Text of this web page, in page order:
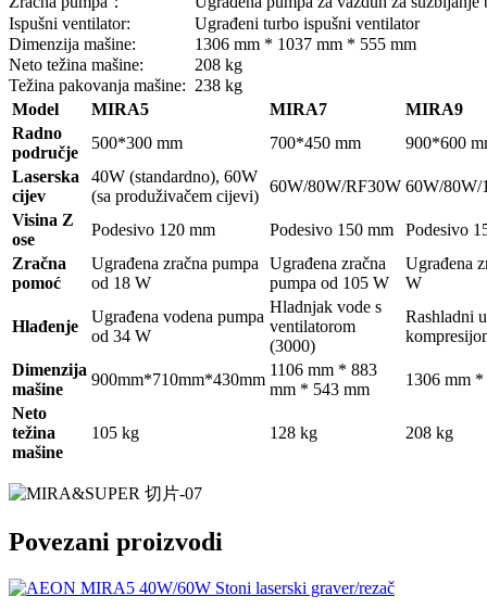
Ispušni ventilator:
Ugrađeni turbo ispušni ventilator
Dimenzija mašine:
1306 mm * 1037 mm * 555 mm
Neto težina mašine:
208 kg
Težina pakovanja mašine: 238 kg
Model
MIRA5 MIRA7
MIRA9
Radno
područje
500*300 mm 700*450 mm
900*600
Laserska
cijev
40W (standardno), 60W
(sa produživačem cijevi)
60W/80W/RF30W 60W/80W/
Visina Z
ose
Podesivo 120 mm Podesivo 150 mm
Podesivo
Zračna
pomoć
Ugrađena zračna pumpa
od 18 W
Ugrađena zračna
pumpa od 105 W
Ugrađena
W
Hlađenje
Ugrađena vodena pumpa
od 34 W
Hladnjak vode s
ventilatorom
(3000)
Rashladni
Dimenzija
mašine
900mm*710mm*430mm
1106 mm * 883
mm * 543 mm
1306 mm
Neto
težina
mašine
105 kg 128 kg 208 kg
Povezani proizvodi